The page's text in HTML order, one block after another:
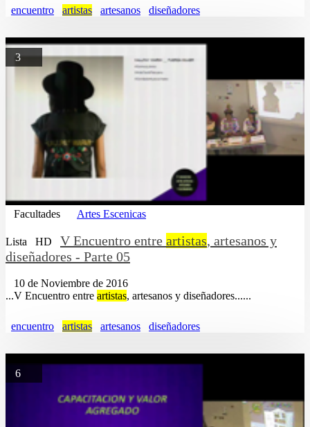
encuentro artistas artesanos diseñadores
3
Facultades Artes Escenicas
Lista HD V Encuentro entre artistas, artesanos y
diseñadores - Parte 05
10 de Noviembre de 2016
...V Encuentro entre artistas, artesanos y diseñadores......
encuentro artistas artesanos diseñadores
6